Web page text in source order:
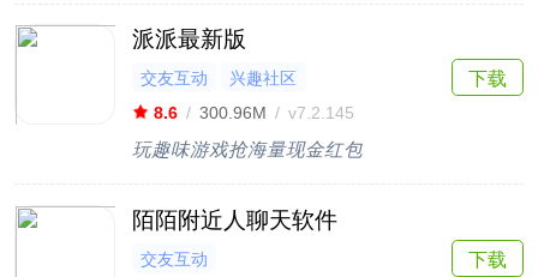
派派最新版
交友互动
兴趣社区
8.6 / 300.96M / v7.2.145
玩趣味游戏抢海量现金红包
下载
陌陌附近人聊天软件
交友互动
下载